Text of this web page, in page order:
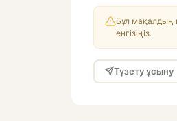
Бұл мақалдың
енгізіңіз.
Түзету ұсыну